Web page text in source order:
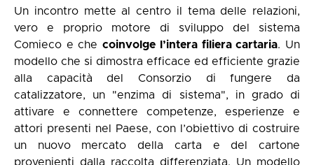
Un incontro mette al centro il tema delle relazioni,
vero e proprio motore di sviluppo del sistema
Comieco e checoinvolge l’intera filiera cartaria. Un
modello che si dimostra efficace ed efficiente grazie
alla capacità del Consorzio di fungere da
catalizzatore, un "enzima di sistema", in grado di
attivare e connettere competenze, esperienze e
attori presenti nel Paese, con l’obiettivo di costruire
un nuovo mercato della carta e del cartone
provenienti dalla raccolta differenziata. Un modello